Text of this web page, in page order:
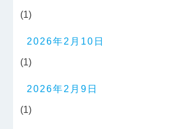
(1)
2026年2月10日
(1)
2026年2月9日
(1)